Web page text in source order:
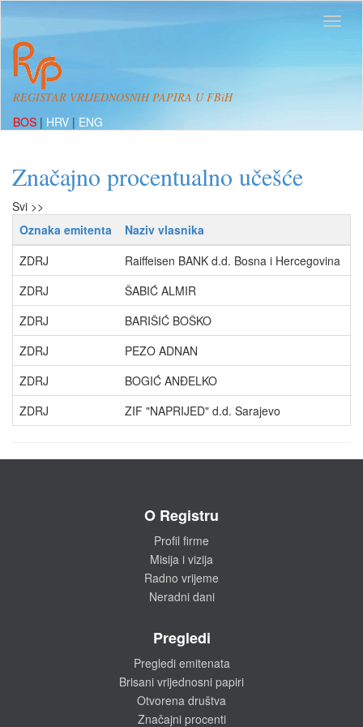
REGISTAR VRIJEDNOSNIH PAPIRA U FBiH
BOS | HRV | ENG
Značajno procentualno učešće
Svi >>
Oznaka emitenta
Naziv vlasnika
ZDRJ
Raiffeisen BANK d.d. Bosna i Hercegovina
ZDRJ
ŠABIĆ ALMIR
ZDRJ
BARIŠIĆ BOŠKO
ZDRJ
PEZO ADNAN
ZDRJ
BOGIĆ ANĐELKO
ZDRJ
ZIF "NAPRIJED" d.d. Sarajevo
O Registru
Profil firme
Misija i vizija
Radno vrijeme
Neradni dani
Pregledi
Pregledi emitenata
Brisani vrijednosni papiri
Otvorena društva
Značajni procenti